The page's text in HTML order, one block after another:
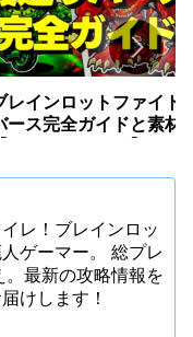
レインロットファイト
ース完全ガイドと素材
レ！ブレインロッ
ゲーマー。 総プレ
最新の攻略情報を
けします！